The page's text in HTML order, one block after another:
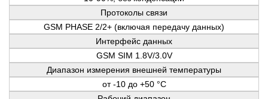
Протоколы связи
GSM PHASE 2/2+ (включая передачу данных)
Интерфейс данных
GSM SIM 1.8V/3.0V
Диапазон измерения внешней температуры
от -10 до +50 °С